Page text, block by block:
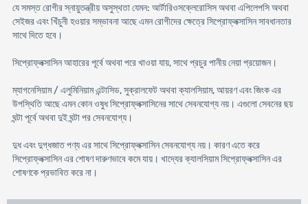
যে সমস্ত রোগীর স্নায়ুতন্ত্রীয় অসুস্থতা যেমন: আর্টারিওসক্লেরোসিস অথবা এপিলেপসি অথবা
সেইজর এবং খিঁচুনী হওয়ার সম্ভাবনা আছে এমন রোগীদের ক্ষেত্রে সিপ্রোফ্লক্সাসিন সাবধানতার
সাথে দিতে হবে।
সিপ্রোফ্লক্সাসিন আহারের পূর্বে অথবা পরে খাওয়া যায়, সাথে প্রচুর পানীয় নেয়া প্রয়োজন।
ম্যাগনেসিয়াম / এলুমিনিয়াম এন্টাসিড, সুক্রালফেট অথবা ক্যালসিয়াম, আয়রণ এবং জিংক এর
উপস্থিতি আছে এমন কোন ওষুধ সিপ্রোফ্লক্সাসিনের সাথে সেবনযোগ্য নয়। এগুলো সেবনের ছয়
ঘন্টা পূর্বে অথবা দুই ঘন্টা পর সেবনযোগ্য।
দুধ এবং দুগ্ধজাত পণ্য এর সাথে সিপ্রোফ্লক্সাসিন সেবনযোগ্য নয়। কারণ এতে করে
সিপ্রোফ্লক্সাসিন এর শোষণ দারুণভাবে কমে যায়। খাদ্যের ক্যালসিয়াম সিপ্রোফ্লক্সাসিন এর
শোষণকে প্রভাবিত করে না।